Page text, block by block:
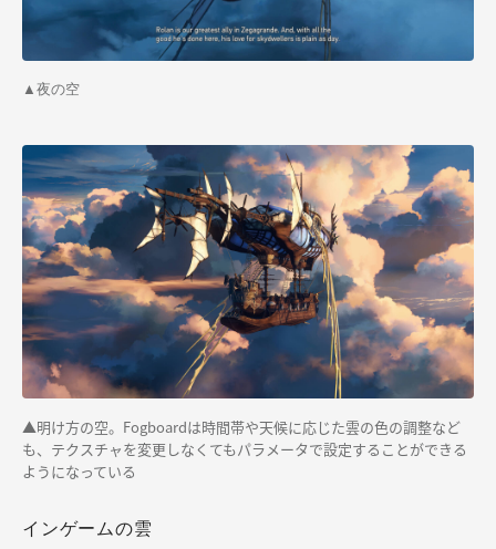
▲夜の空
▲明け方の空。Fogboardは時間帯や天候に応じた雲の色の調整など
も、テクスチャを変更しなくてもパラメータで設定することができる
ようになっている
インゲームの雲